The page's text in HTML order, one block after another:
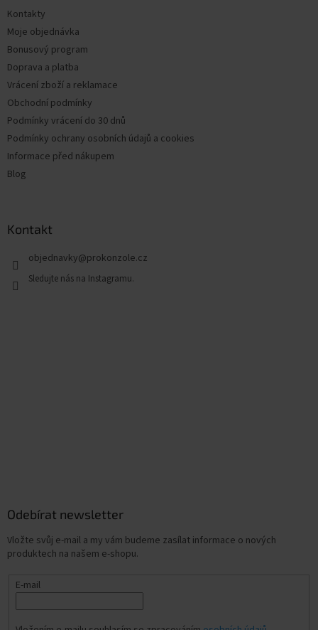
Kontakty
Moje objednávka
Bonusový program
Doprava a platba
Vrácení zboží a reklamace
Obchodní podmínky
Podmínky vrácení do 30 dnů
Podmínky ochrany osobních údajů a cookies
Informace před nákupem
Blog
Kontakt
objednavky@prokonzole.cz
Odebírat newsletter
Vložte svůj e-mail a my vám budeme zasílat informace o nových
produktech na našem e-shopu.
E-mail